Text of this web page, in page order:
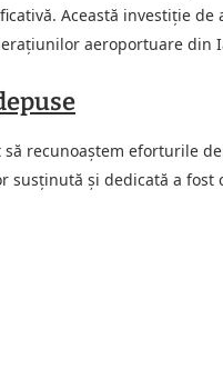
Această investiție
aeroportuare din
recunoaștem eforturile
și dedicată a